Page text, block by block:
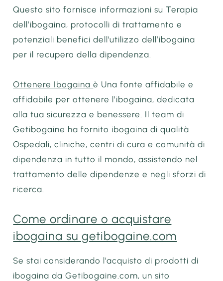
Questo sito fornisce informazioni suTerapia
dell’ibogaina, protocolli di trattamento e
potenziali benefici dell’utilizzo dell’ibogaina
per il recupero della dipendenza.
Ottenere Ibogainaè Una fonte affidabile e
affidabile per ottenere l’ibogaina, dedicata
alla tua sicurezza e benessere. Il team di
Getibogaine ha fornito ibogaina di qualità
Ospedali, cliniche, centri di cura e comunità di
dipendenza in tutto il mondo, assistendo nel
trattamento delle dipendenze e negli sforzi di
ricerca.
Come ordinare o acquistare
ibogaina su getibogaine.com
Se stai considerando l’acquisto di prodotti di
ibogaina da Getibogaine.com, un sito